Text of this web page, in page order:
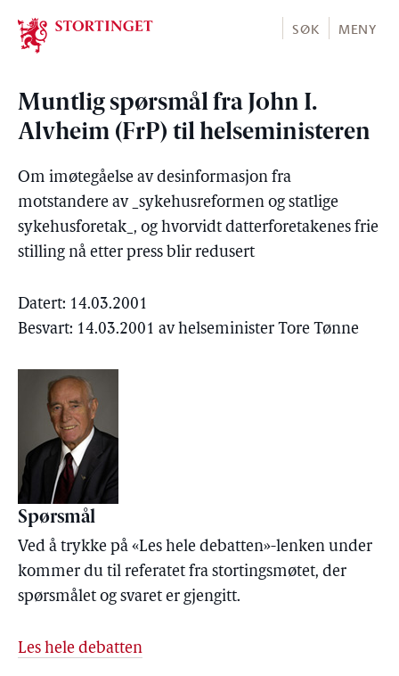
Stortinget.no
SØK MENY
Muntlig spørsmål fra John I.
Alvheim (FrP) til helseministeren
Om imøtegåelse av desinformasjon fra
motstandere av _sykehusreformen og statlige
sykehusforetak_, og hvorvidt datterforetakenes frie
stilling nå etter press blir redusert
Datert: 14.03.2001
Besvart: 14.03.2001 av helseminister Tore Tønne
Spørsmål
Ved å trykke på «Les hele debatten»-lenken under
kommer du til referatet fra stortingsmøtet, der
spørsmålet og svaret er gjengitt.
Les hele debatten